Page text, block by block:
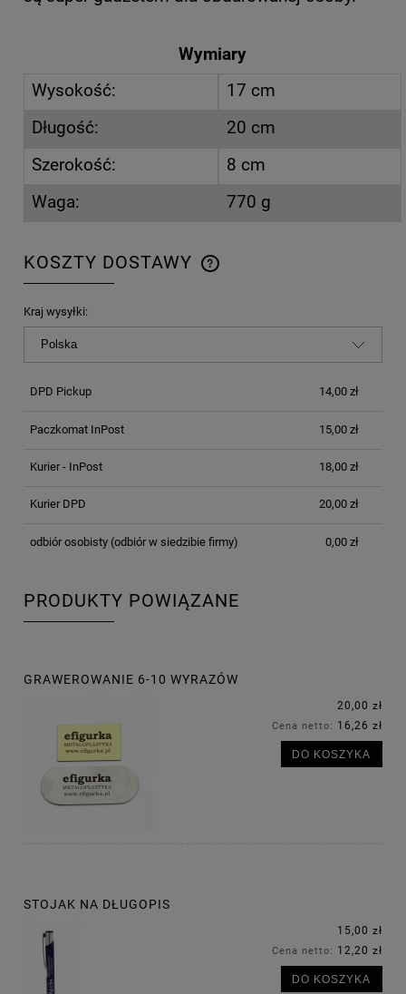
Wymiary
Wysokość:
17 cm
Długość:
20 cm
Szerokość:
8 cm
Waga:
770 g
KOSZTY DOSTAWY
CENA NIE ZAWIERA EWENTUALNYCH KOSZTÓW
Kraj wysyłki:
DPD Pickup 14,00 zł
Paczkomat InPost 15,00 zł
Kurier - InPost 18,00 zł
Kurier DPD 20,00 zł
odbiór osobisty(odbiór w siedzibie firmy) 0,00 zł
PRODUKTY POWIĄZANE
GRAWEROWANIE 6-10 WYRAZÓW
20,00 zł
Cena netto: 16,26 zł
DO KOSZYKA
STOJAK NA DŁUGOPIS
15,00 zł
Cena netto: 12,20 zł
DO KOSZYKA